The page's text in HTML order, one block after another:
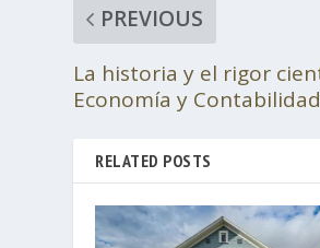
PREVIOUS
La historia y el rigor
Economía y Contabilidad
RELATED POSTS